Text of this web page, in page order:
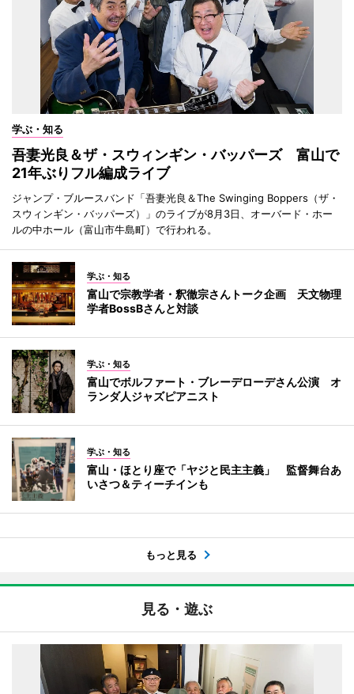
学ぶ・知る
吾妻光良＆ザ・スウィンギン・バッパーズ 富山で
21年ぶりフル編成ライブ
ジャンプ・ブルースバンド「吾妻光良＆The Swinging Boppers（ザ・
スウィンギン・バッパーズ）」のライブが8月3日、オーバード・ホー
ルの中ホール（富山市牛島町）で行われる。
学ぶ・知る
富山で宗教学者・釈徹宗さんトーク企画 天文物理
学者BossBさんと対談
学ぶ・知る
富山でボルファート・ブレーデローデさん公演 オ
ランダ人ジャズピアニスト
学ぶ・知る
富山・ほとり座で「ヤジと民主主義」 監督舞台あ
いさつ＆ティーチインも
もっと見る
見る・遊ぶ